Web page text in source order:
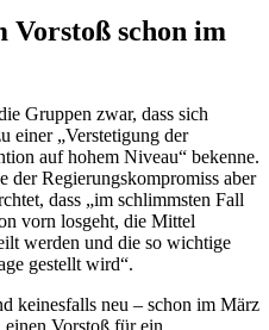
Vorstoß schon im
Gruppen zwar, dass sich
einer „Verstetigung der
auf hohem Niveau“ bekenne.
der Regierungskompromiss aber
dass „im schlimmsten Fall
vorn losgeht, die Mittel
werden und die so wichtige
gestellt wird“.
keinesfalls neu – schon im März